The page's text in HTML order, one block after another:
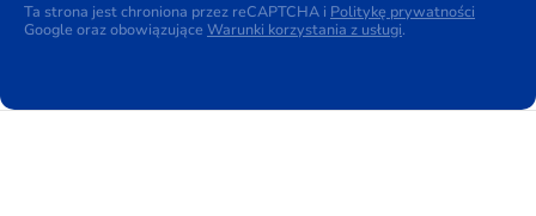
Ta strona jest chroniona przez reCAPTCHA i Politykę prywatności
Google oraz obowiązujące Warunki korzystania z usługi.